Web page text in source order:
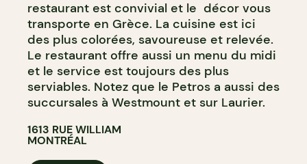
restaurant est convivial et le décor vous
transporte en Grèce. La cuisine est ici
des plus colorées, savoureuse et relevée.
Le restaurant offre aussi un menu du midi
et le service est toujours des plus
serviables. Notez que le Petros a aussi des
succursales à Westmount et sur Laurier.
1613 RUE WILLIAM
MONTRÉAL